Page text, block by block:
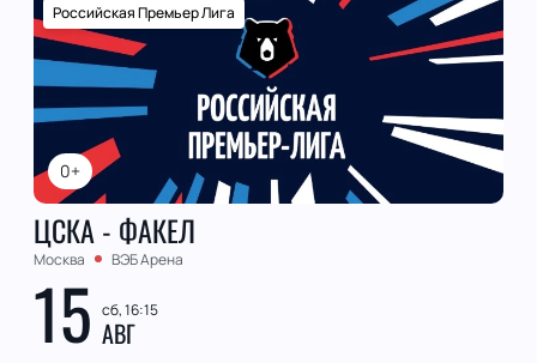
0+
Российская Премьер Лига
ЦСКА - ФАКЕЛ
Москва ВЭБ Арена
15 сб, 16:15
АВГ